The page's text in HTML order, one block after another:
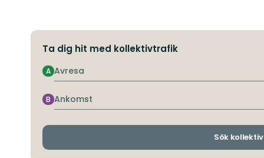
Ta dig hit med kollektivtrafik
Avresa
A
Ankomst
B
Sök